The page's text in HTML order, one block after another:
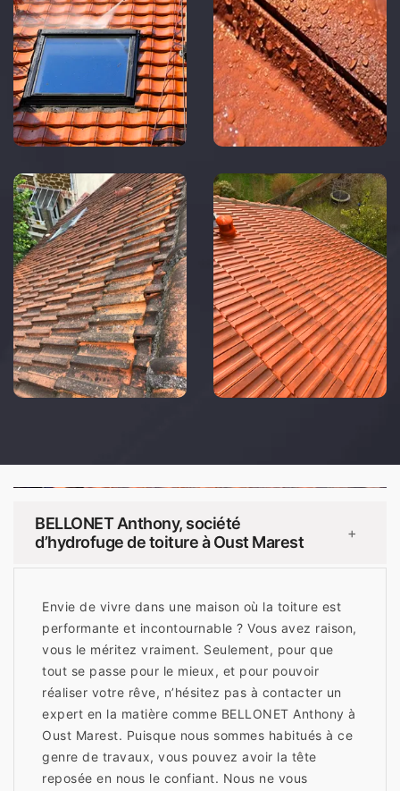
BELLONET Anthony, société
d’hydrofuge de toiture à Oust Marest
+
Envie de vivre dans une maison où la toiture est
performante et incontournable ? Vous avez raison,
vous le méritez vraiment. Seulement, pour que
tout se passe pour le mieux, et pour pouvoir
réaliser votre rêve, n’hésitez pas à contacter un
expert en la matière comme BELLONET Anthony à
Oust Marest. Puisque nous sommes habitués à ce
genre de travaux, vous pouvez avoir la tête
reposée en nous le confiant. Nous ne vous